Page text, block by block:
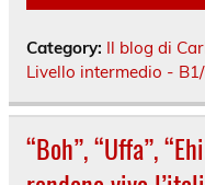
Category: Il blog di
Livello intermedio -
“Boh”, “Uffa”,